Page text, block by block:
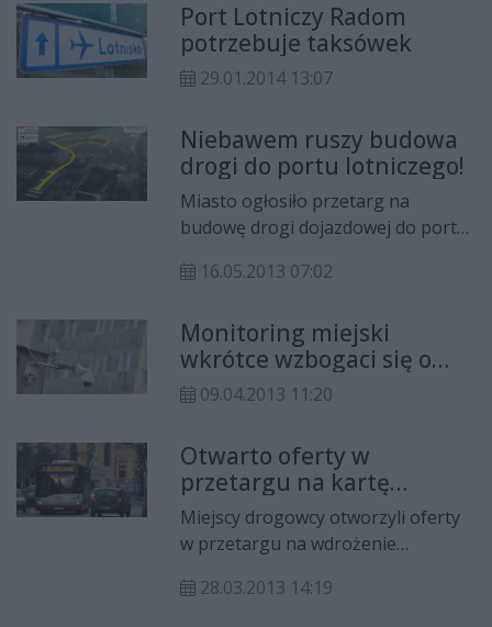
Port Lotniczy Radom
potrzebuje taksówek
29.01.2014 13:07
Niebawem ruszy budowa
drogi do portu lotniczego!
Miasto ogłosiło przetarg na
budowę drogi dojazdowej do portu
wykonane prace za 1,5 mln zł -
miejsc postojowych. Całkowity
koszt tej inwestycji jest szacowany
na 6-7 mln zł.
16.05.2013 07:02
Monitoring miejski
wkrótce wzbogaci się o
cztery nowe kamery
09.04.2013 11:20
Otwarto oferty w
przetargu na kartę
miejską
Miejscy drogowcy otworzyli oferty
w przetargu na wdrożenie
Systemu Dynamicznej Informacji
28.03.2013 14:19